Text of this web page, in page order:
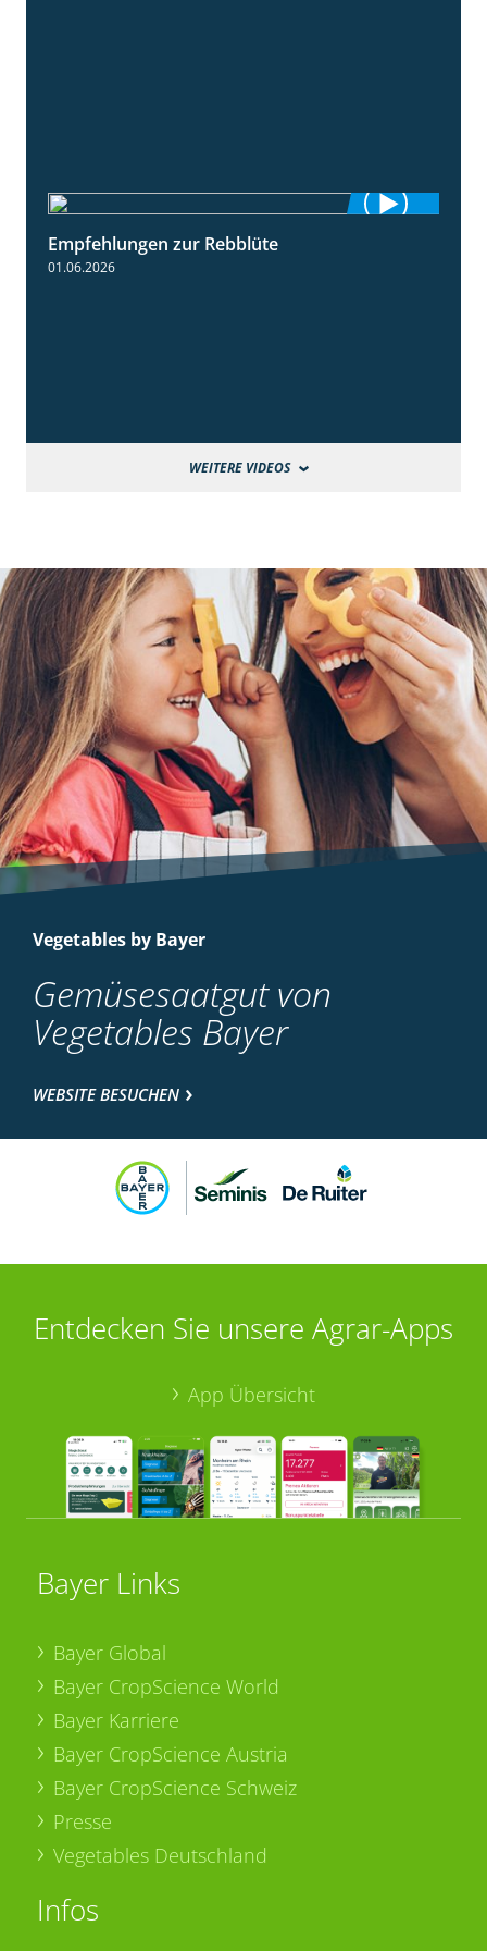
Empfehlungen zur Rebblüte
01.06.2026
WEITERE VIDEOS
Vegetables by Bayer
Gemüsesaatgut von
Vegetables Bayer
WEBSITE BESUCHEN
Entdecken Sie unsere Agrar-Apps
App Übersicht
Bayer Links
Bayer Global
Bayer CropScience World
Bayer Karriere
Bayer CropScience Austria
Bayer CropScience Schweiz
Presse
Vegetables Deutschland
Infos